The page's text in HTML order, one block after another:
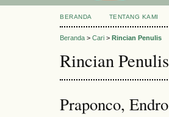
BERANDA TENTANG KAMI
Beranda > Cari > Rincian Penulis
Rincian Penulis
Praponco, Endro